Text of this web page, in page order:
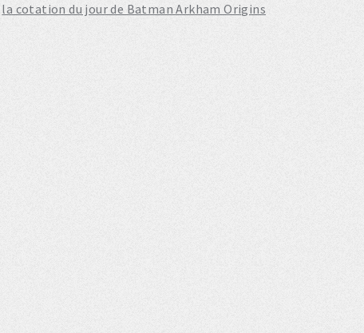
la cotation du jour de Batman Arkham Origins